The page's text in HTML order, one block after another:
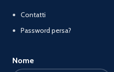
Contatti
Password persa?
Nome